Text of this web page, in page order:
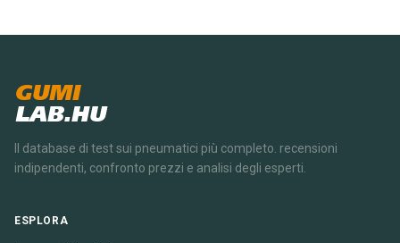
GUMI
LAB.HU
Il database di test sui pneumatici più completo. recensioni
indipendenti, confronto prezzi e analisi degli esperti.
ESPLORA